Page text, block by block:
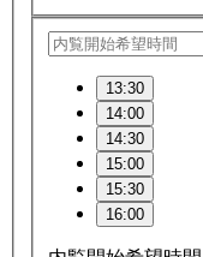
13:30
14:00
14:30
15:00
15:30
16:00